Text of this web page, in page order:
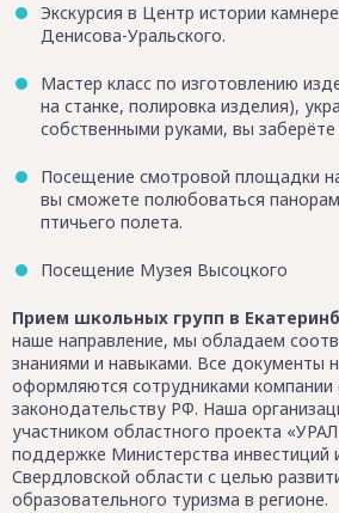
Экскурсия в Центр истории
Денисова-Уральского.
Мастер класс по изготовлению
на станке, полировка изделия),
собственными руками, вы
Посещение смотровой площадки
вы сможете полюбоваться
птичьего полета.
Посещение Музея Высоцкого
Прием школьных групп в
наше направление, мы обладаем
знаниями и навыками. Все документы
оформляются сотрудниками компании
законодательству РФ. Наша
участником областного проекта
поддержке Министерства инвестиций
Свердловской области с целью
образовательного туризма в регионе.